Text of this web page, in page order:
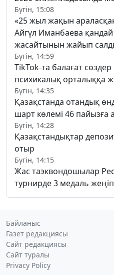
Бүгін, 15:08
«25 жыл жақын
Айгүл Иманбаева
жасайтынын жайып
Бүгін, 14:59
TikTok-та балағат
психикалық орталыққа
Бүгін, 14:35
Қазақстанда отандық
шарт көлемі 46 пайызға
Бүгін, 14:28
Қазақстандықтар
отыр
Бүгін, 14:15
Жас таэквондошылар
турнирде 3 медаль
Байланыс
Газет редакциясы
Сайт редакциясы
Сайт туралы
Privacy Policy